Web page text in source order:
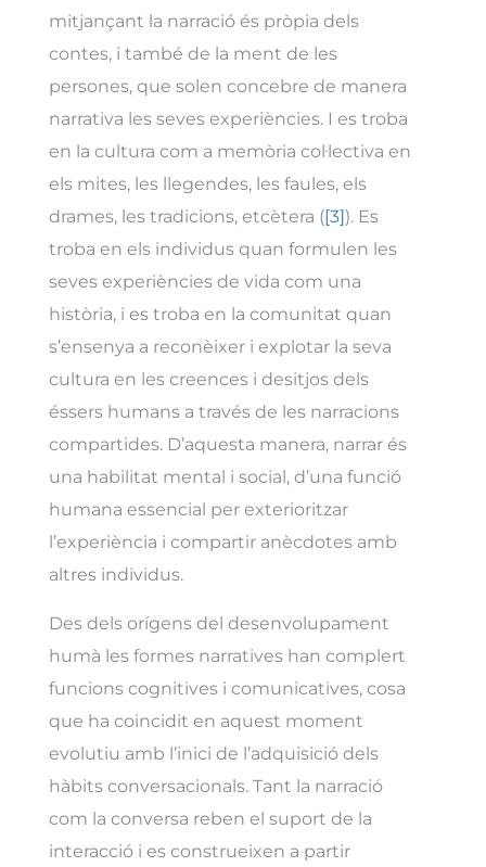
mitjançant la narració és pròpia dels
contes, i també de la ment de les
persones, que solen concebre de manera
narrativa les seves experiències. I es troba
en la cultura com a memòria col·lectiva en
els mites, les llegendes, les faules, els
drames, les tradicions, etcètera ([3]). Es
troba en els individus quan formulen les
seves experiències de vida com una
història, i es troba en la comunitat quan
s’ensenya a reconèixer i explotar la seva
cultura en les creences i desitjos dels
éssers humans a través de les narracions
compartides. D’aquesta manera, narrar és
una habilitat mental i social, d’una funció
humana essencial per exterioritzar
l’experiència i compartir anècdotes amb
altres individus.
Des dels orígens del desenvolupament
humà les formes narratives han complert
funcions cognitives i comunicatives, cosa
que ha coincidit en aquest moment
evolutiu amb l’inici de l’adquisició dels
hàbits conversacionals. Tant la narració
com la conversa reben el suport de la
interacció i es construeixen a partir